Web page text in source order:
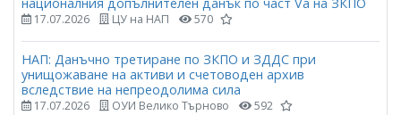
17.07.2026 ЦУ на НАП 570
НАП: Данъчно третиране по ЗКПО и ЗДДС при
унищожаване на активи и счетоводен архив
вследствие на непреодолима сила
17.07.2026 ОУИ Велико Търново 592